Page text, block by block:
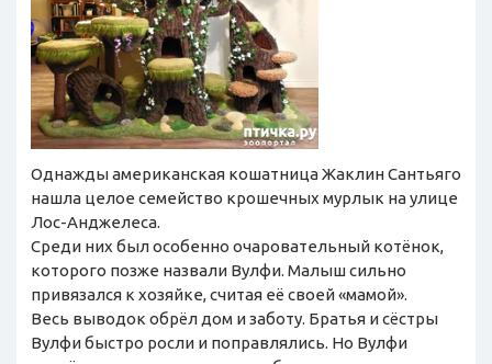
Однажды американская кошатница Жаклин Са­нтьяго
нашла целое семейство крошечных мурлык на улице
Лос-А­нджелеса.
Среди них был особенно очарова­тельный котёнок,
кот­орого позже назвали Вулфи. Малыш сильно
привязался к хозяйке, считая её своей «м­амой».
Весь выводок обрёл дом и заботу. Братья и сёстры
Вулфи быстро росли и поп­равлялись. Но Вулфи